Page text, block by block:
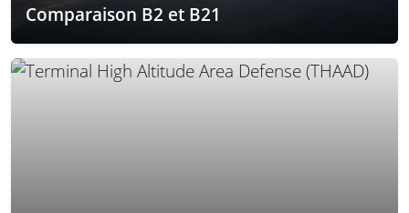
Comparaison B2 et B21